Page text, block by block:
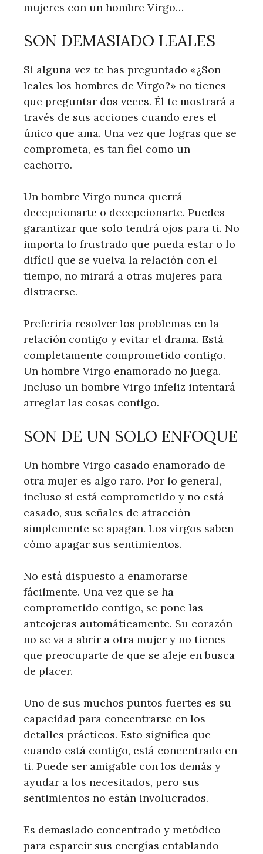
mujeres con un hombre Virgo…
SON DEMASIADO LEALES
Si alguna vez te has preguntado «¿Son
leales los hombres de Virgo?» no tienes
que preguntar dos veces. Él te mostrará a
través de sus acciones cuando eres el
único que ama. Una vez que logras que se
comprometa, es tan fiel como un
cachorro.
Un hombre Virgo nunca querrá
decepcionarte o decepcionarte. Puedes
garantizar que solo tendrá ojos para ti. No
importa lo frustrado que pueda estar o lo
difícil que se vuelva la relación con el
tiempo, no mirará a otras mujeres para
distraerse.
Preferiría resolver los problemas en la
relación contigo y evitar el drama. Está
completamente comprometido contigo.
Un hombre Virgo enamorado no juega.
Incluso un hombre Virgo infeliz intentará
arreglar las cosas contigo.
SON DE UN SOLO ENFOQUE
Un hombre Virgo casado enamorado de
otra mujer es algo raro. Por lo general,
incluso si está comprometido y no está
casado, sus señales de atracción
simplemente se apagan. Los virgos saben
cómo apagar sus sentimientos.
No está dispuesto a enamorarse
fácilmente. Una vez que se ha
comprometido contigo, se pone las
anteojeras automáticamente. Su corazón
no se va a abrir a otra mujer y no tienes
que preocuparte de que se aleje en busca
de placer.
Uno de sus muchos puntos fuertes es su
capacidad para concentrarse en los
detalles prácticos. Esto significa que
cuando está contigo, está concentrado en
ti. Puede ser amigable con los demás y
ayudar a los necesitados, pero sus
sentimientos no están involucrados.
Es demasiado concentrado y metódico
para esparcir sus energías entablando